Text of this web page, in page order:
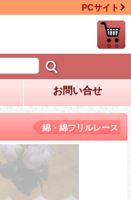
PCサイト
お問い合せ
綿・綿フリルレース